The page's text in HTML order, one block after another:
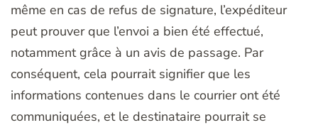
même en cas de refus de signature, l’expéditeur
peut prouver que l’envoi a bien été effectué,
notamment grâce à un avis de passage. Par
conséquent, cela pourrait signifier que les
informations contenues dans le courrier ont été
communiquées, et le destinataire pourrait se